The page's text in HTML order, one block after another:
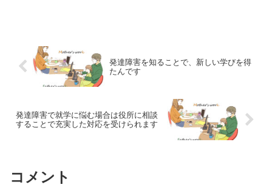
発達障害を知ることで、新しい学びを得
たんです
発達障害で就学に悩む場合は役所に相談
することで充実した対応を受けられます
コメント